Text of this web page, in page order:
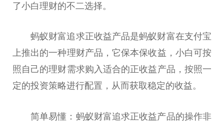
了小白理财的不二选择。
蚂蚁财富追求正收益产品是蚂蚁财富在支付宝
上推出的一种理财产品，它保本保收益，小白可按
照自己的理财需求购入适合的正收益产品，按照一
定的投资策略进行配置，从而获取稳定的收益。
简单易懂：蚂蚁财富追求正收益产品的操作非